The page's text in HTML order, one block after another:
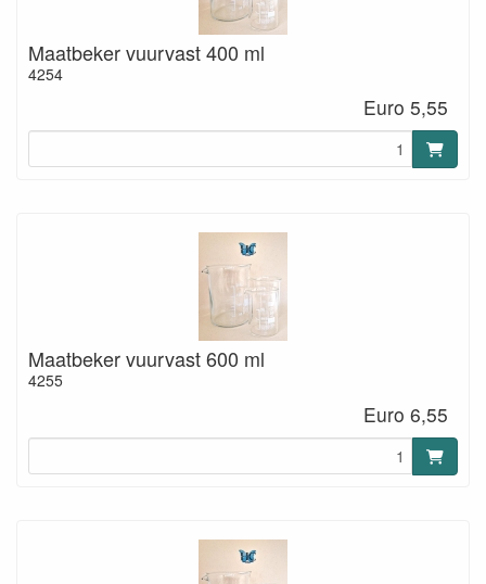
Maatbeker vuurvast 400 ml
4254
Euro 5,55
Maatbeker vuurvast 600 ml
4255
Euro 6,55